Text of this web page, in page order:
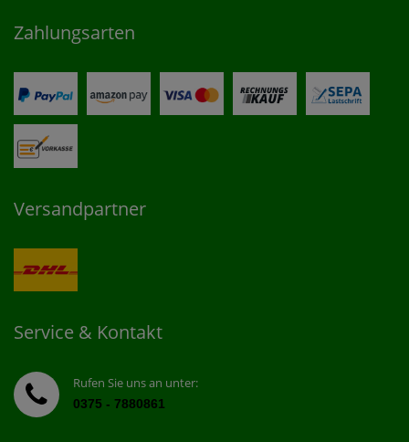
Zahlungsarten
Versandpartner
Service & Kontakt
Rufen Sie uns an unter:
0375 - 7880861